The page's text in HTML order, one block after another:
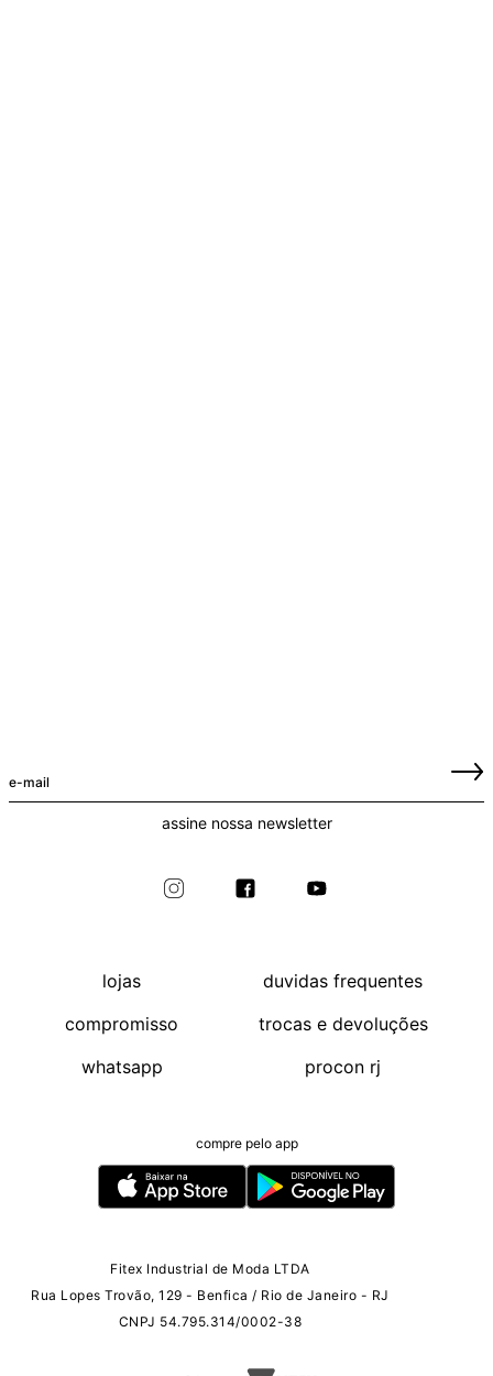
assine nossa newsletter
lojas
compromisso
whatsapp
duvidas frequentes
trocas e devoluções
procon rj
compre pelo app
Fitex Industrial de Moda LTDA
Rua Lopes Trovão, 129 - Benfica / Rio de Janeiro - RJ
CNPJ 54.795.314/0002-38